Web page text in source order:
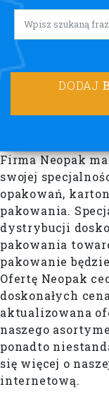
DODAJ
Firma Neopak
swojej
opakowań,
pakowania.
dystrybucji
pakowania
pakowanie
Ofertę Neopak
doskonałych
aktualizowana
naszego
ponadto
się więcej o
internetową.